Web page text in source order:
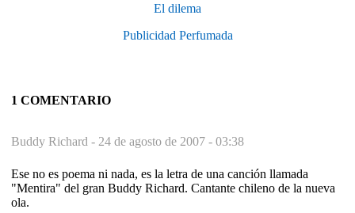
El dilema
Publicidad Perfumada
1 COMENTARIO
Buddy Richard - 24 de agosto de 2007 - 03:38
Ese no es poema ni nada, es la letra de una canción llamada
"Mentira" del gran Buddy Richard. Cantante chileno de la nueva
ola.